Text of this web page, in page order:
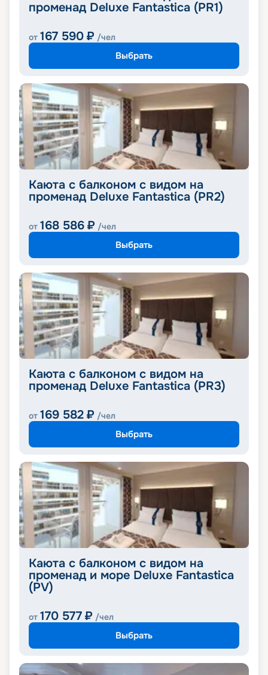
променад Deluxe Fantastica (PR1)
от 167 590 ₽ /чел
Выбрать
Каюта с балконом с видом на
променад Deluxe Fantastica (PR2)
от 168 586 ₽ /чел
Выбрать
Каюта с балконом с видом на
променад Deluxe Fantastica (PR3)
от 169 582 ₽ /чел
Выбрать
Каюта с балконом с видом на
променад и море Deluxe Fantastica
(PV)
от 170 577 ₽ /чел
Выбрать